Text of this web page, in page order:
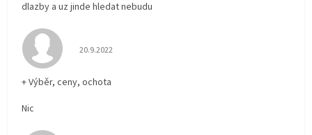
dlazby a uz jinde hledat nebudu
Hodnocení obchodu je 5 z 5 hvězdiček.
20.9.2022
+ Výběr, ceny, ochota
Nic